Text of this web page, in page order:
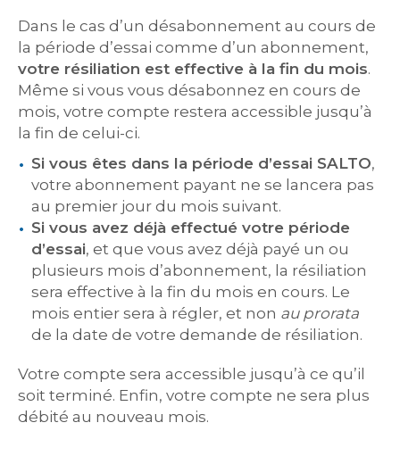
Dans le cas d’un désabonnement au cours de
la période d’essai comme d’un abonnement,
votre résiliation est effective à la fin du mois.
Même si vous vous désabonnez en cours de
mois, votre compte restera accessible jusqu’à
la fin de celui-ci.
Si vous êtes dans la période d’essai SALTO,
votre abonnement payant ne se lancera pas
au premier jour du mois suivant.
Si vous avez déjà effectué votre période
d’essai, et que vous avez déjà payé un ou
plusieurs mois d’abonnement, la résiliation
sera effective à la fin du mois en cours. Le
mois entier sera à régler, et non au prorata
de la date de votre demande de résiliation.
Votre compte sera accessible jusqu’à ce qu’il
soit terminé. Enfin, votre compte ne sera plus
débité au nouveau mois.